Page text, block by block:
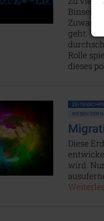
geht.
Rolle
dieses
WESEN DER
Diese
wird.